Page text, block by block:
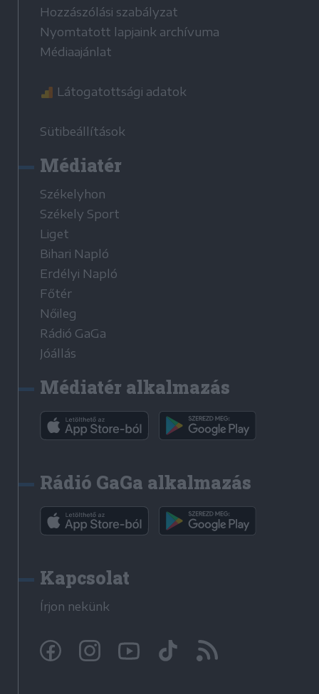
Hozzászólási szabályzat
Nyomtatott lapjaink archívuma
Médiaajánlat
Látogatottsági adatok
Sütibeállítások
Médiatér
Székelyhon
Székely Sport
Liget
Bihari Napló
Erdélyi Napló
Főtér
Nőileg
Rádió GaGa
Jóállás
Médiatér alkalmazás
Rádió GaGa alkalmazás
Kapcsolat
Írjon nekünk